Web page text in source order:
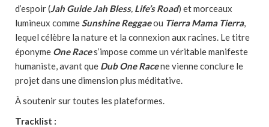
d’espoir (Jah Guide Jah Bless, Life’s Road) et morceaux
lumineux commeSunshine Reggaeou Tierra Mama Tierra,
lequel célèbre la nature et la connexion aux racines. Le titre
éponyme One Races’impose comme un véritable manifeste
humaniste, avant que Dub One Racene vienne conclure le
projet dans une dimension plus méditative.
À soutenir sur toutes les plateformes.
Tracklist :